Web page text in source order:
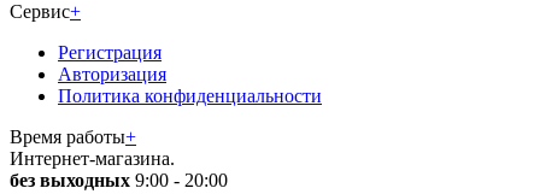
Сервис+
Регистрация
Авторизация
Политика конфиденциальности
Время работы+
Интернет-магазина.
без выходных 9:00 - 20:00